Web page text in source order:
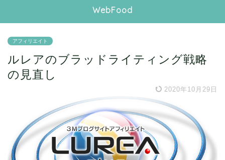
WebFood
アフィリエイト
ルレアのブラッドライティング戦略
の見直し
2020年10月29日